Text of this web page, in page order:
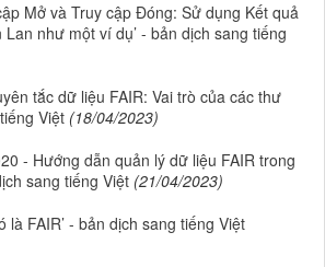
Mở và Truy cập Đóng: Sử dụng Kết quả
như một ví dụ’ - bản dịch sang tiếng
tắc dữ liệu FAIR: Vai trò của các thư
Việt (18/04/2023)
- Hướng dẫn quản lý dữ liệu FAIR trong
sang tiếng Việt (21/04/2023)
là FAIR’ - bản dịch sang tiếng Việt